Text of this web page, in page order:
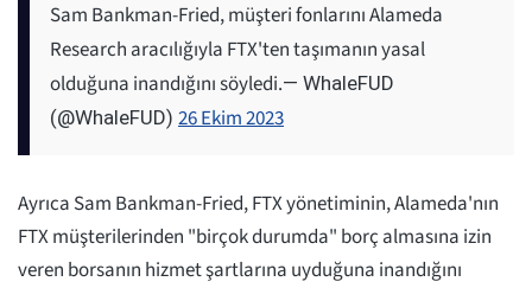
Sam Bankman-Fried, müşteri fonlarını Alameda
Research aracılığıyla FTX'ten taşımanın yasal
olduğuna inandığını söyledi.— WhaleFUD
(@WhaleFUD) 26 Ekim 2023
Ayrıca Sam Bankman-Fried, FTX yönetiminin, Alameda'nın
FTX müşterilerinden "birçok durumda" borç almasına izin
veren borsanın hizmet şartlarına uyduğuna inandığını